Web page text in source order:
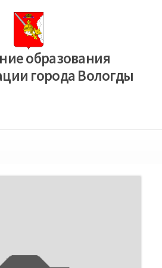
образования
города Вологды